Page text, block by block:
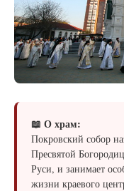
📖 О храм:
Покровский собор
Пресвятой
Руси, и занимает
жизни краевого